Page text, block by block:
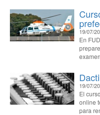
19/07/
En
19/07/
El
online
para